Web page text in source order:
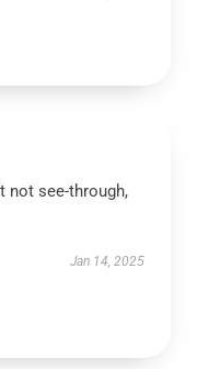
not see-through,
Jan 14, 2025